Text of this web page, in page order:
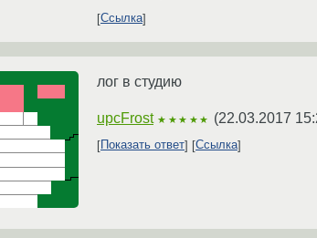
Ссылка
лог в студию
upcFrost ★★★★★ (22.03.2017
Показать ответ Ссылка